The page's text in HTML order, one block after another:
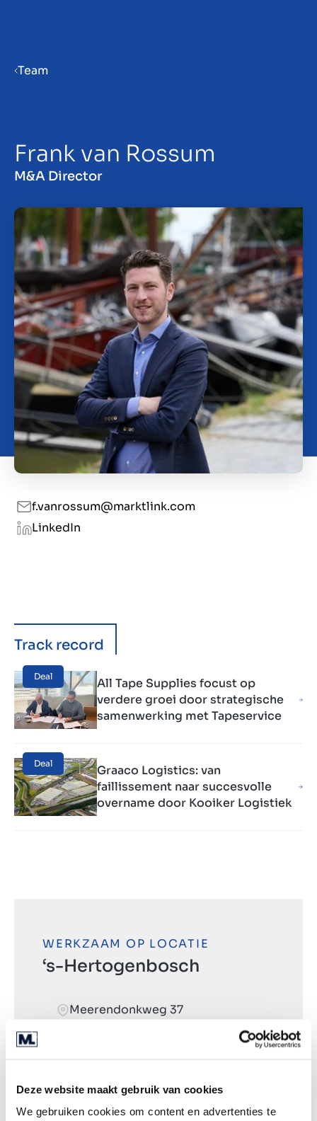
Deze website maakt gebruik van cookies
We gebruiken cookies om content en advertenties te
Bedrijf verkopen
Insights
Over ons
Contact
BE
Team
Frank van Rossum
M&A Director
f.vanrossum@marktlink.com
LinkedIn
Track record
Deal
All Tape Supplies focust op
verdere groei door strategische
samenwerking met Tapeservice
Deal
Graaco Logistics: van
faillissement naar succesvolle
overname door Kooiker Logistiek
WERKZAAM OP LOCATIE
‘s-Hertogenbosch
Meerendonkweg 37
Routebeschrijving